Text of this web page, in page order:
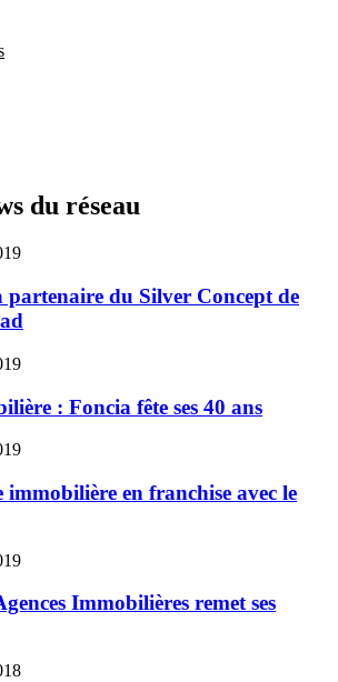
du réseau
partenaire du Silver Concept de
: Foncia fête ses 40 ans
immobilière en franchise avec le
Immobilières remet ses